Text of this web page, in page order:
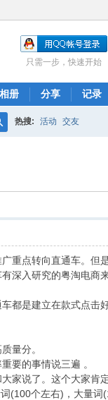
只需一步，快速开始
相册 分享 记录
热搜: 活动 交友
重点转向直通车。但
深入研究的粤淘电商
都是建立在款式点
量分。
要的事情说三遍 。
家说了。这个大家肯
(100个左右)，大量词